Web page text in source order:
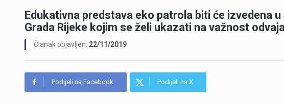
Edukativna predstava eko patrola biti će izvedena
Grada Rijeke kojim se želi ukazati na važnost
Članak objavljen: 22/11/2019
Podijeli na Facebook Podijeli na X